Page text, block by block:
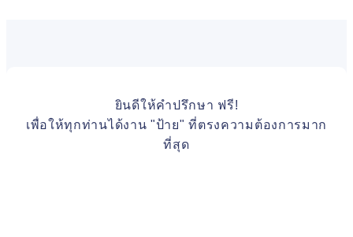
ยินดีให้คำปรึกษา ฟรี!
เพื่อให้ทุกท่านได้งาน "ป้าย" ที่ตรงความต้องการมาก
ที่สุด